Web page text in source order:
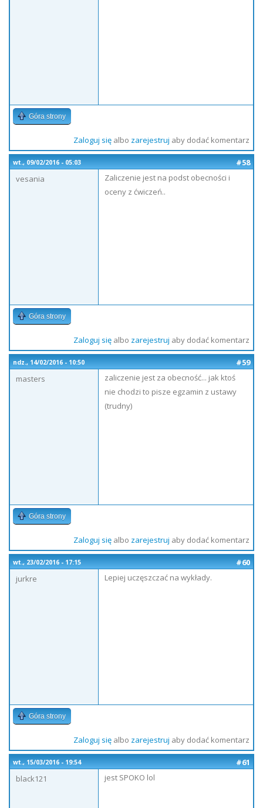
Góra strony
Zaloguj sięalbo zarejestruj aby dodać komentarz
wt., 09/02/2016 - 05:03
#58
vesania
Zaliczenie jest na podst obecności i
oceny z ćwiczeń..
Góra strony
Zaloguj sięalbo zarejestruj aby dodać komentarz
ndz., 14/02/2016 - 10:50
#59
masters
zaliczenie jest za obecność... jak ktoś
nie chodzi to pisze egzamin z ustawy
(trudny)
Góra strony
Zaloguj sięalbo zarejestruj aby dodać komentarz
wt., 23/02/2016 - 17:15
#60
jurkre
Lepiej uczęszczać na wykłady.
Góra strony
Zaloguj sięalbo zarejestruj aby dodać komentarz
wt., 15/03/2016 - 19:54
#61
black121
jest SPOKO lol